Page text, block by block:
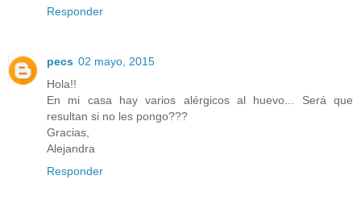
Responder
pecs 02 mayo, 2015
Hola!!
En mi casa hay varios alérgicos al huevo... Será que
resultan si no les pongo???
Gracias,
Alejandra
Responder